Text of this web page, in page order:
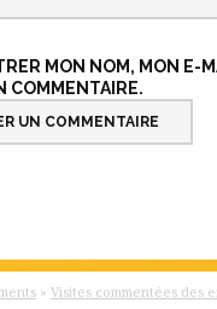
MON NOM, MON E-
COMMENTAIRE.
» Visites commentées des